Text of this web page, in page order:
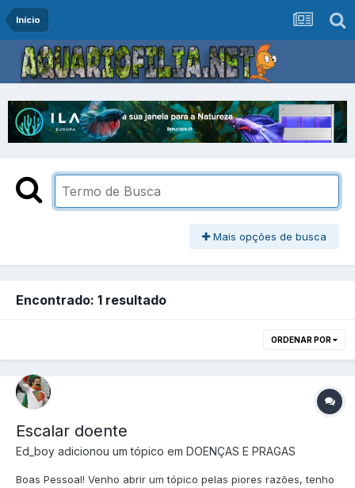
Início
Mais opções de busca
Encontrado: 1 resultado
ORDENAR POR
Escalar doente
Ed_boy adicionou um tópico em DOENÇAS E PRAGAS
Boas Pessoal! Venho abrir um tópico pelas piores razões, tenho